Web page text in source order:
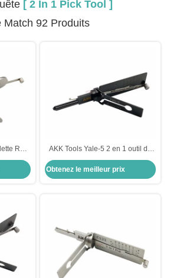
[ 2 In 1 Pick Tool ]
Match 92 Produits
R52
outils
AKK Tools Yale-5 2 en 1 outil de
cueillette pour Yale serrures de
porte outils de sécurité serrurier
Obtenez le meilleur prix